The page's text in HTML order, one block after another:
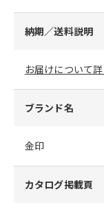
納期／送料説明
お届けについて
ブランド名
金印
カタログ掲載頁